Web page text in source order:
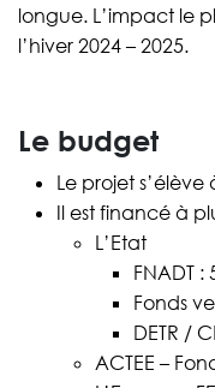
longue. L’impact le
l’hiver 2024 – 2025.
Le budget
Le projet s’élève
Il est financé à
L’Etat
FNADT :
Fonds
DETR /
ACTEE –